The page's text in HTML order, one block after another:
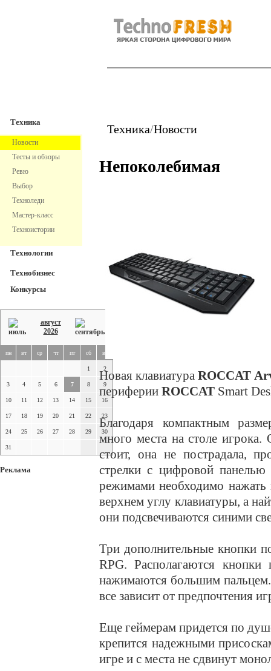
Техника
Новости
Тесты и обзоры
Ревю
Выбор
Техноледи
Мастер-класс
Техноистории
Технологии
Технобизнес
Конкурсы
август
2026
пн вт ср чт пт сб вс
1 2
3 4 5 6 7 8 9
10 11 12 13 14 15 16
17 18 19 20 21 22 23
24 25 26 27 28 29 30
31
Реклама
Техника/Новости
Непоколебимая
Новая клавиатураROCCAT
периферии ROCCAT Smart
Благодаря компактным
много места на столе игрока.
стоит, она не пострадала,
стрелки с цифровой
режимами необходимо
верхнем углу клавиатуры, а
они подсвечиваются синими
Три дополнительные кнопки
RPG. Располагаются
нажимаются большим
все зависит от предпочтения
Еще геймерам придется по
крепится надежными
игре и с места не сдвинут